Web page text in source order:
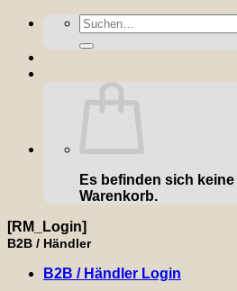
Suchen
nach:
Es befinden sich
Warenkorb.
Login
[RM_Login]
B2B / Händler
B2B / Händler Login